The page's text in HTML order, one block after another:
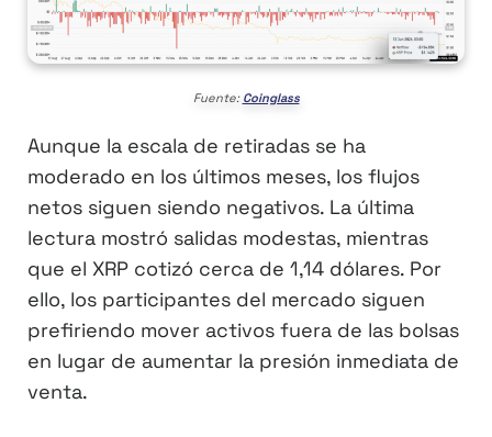
Fuente: Coinglass
Aunque la escala de retiradas se ha
moderado en los últimos meses, los flujos
netos siguen siendo negativos. La última
lectura mostró salidas modestas, mientras
que el XRP cotizó cerca de 1,14 dólares. Por
ello, los participantes del mercado siguen
prefiriendo mover activos fuera de las bolsas
en lugar de aumentar la presión inmediata de
venta.